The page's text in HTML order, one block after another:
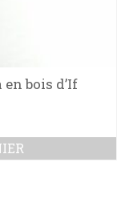
bois d’If